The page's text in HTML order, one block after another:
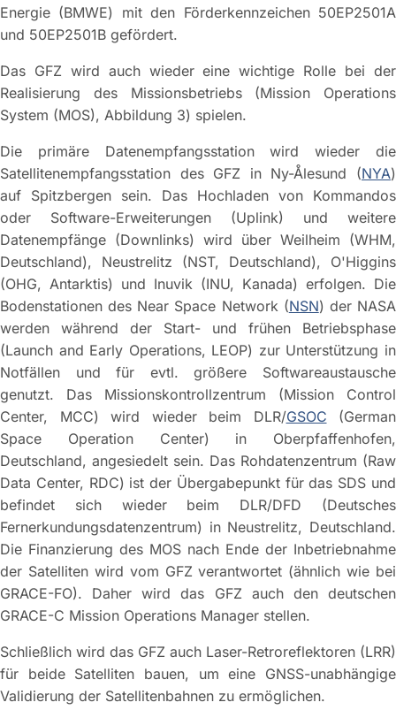
Energie (BMWE) mit den Förderkennzeichen 50EP2501A
und 50EP2501B gefördert.
Das GFZ wird auch wieder eine wichtige Rolle bei der
Realisierung des Missionsbetriebs (Mission Operations
System (MOS), Abbildung 3) spielen.
Die primäre Datenempfangsstation wird wieder die
Satellitenempfangsstation des GFZ in Ny-Ålesund (NYA)
auf Spitzbergen sein. Das Hochladen von Kommandos
oder Software-Erweiterungen (Uplink) und weitere
Datenempfänge (Downlinks) wird über Weilheim (WHM,
Deutschland), Neustrelitz (NST, Deutschland), O'Higgins
(OHG, Antarktis) und Inuvik (INU, Kanada) erfolgen. Die
Bodenstationen des Near Space Network (NSN) der NASA
werden während der Start- und frühen Betriebsphase
(Launch and Early Operations, LEOP) zur Unterstützung in
Notfällen und für evtl. größere Softwareaustausche
genutzt. Das Missionskontrollzentrum (Mission Control
Center, MCC) wird wieder beim DLR/GSOC (German
Space Operation Center) in Oberpfaffenhofen,
Deutschland, angesiedelt sein. Das Rohdatenzentrum (Raw
Data Center, RDC) ist der Übergabepunkt für das SDS und
befindet sich wieder beim DLR/DFD (Deutsches
Fernerkundungsdatenzentrum) in Neustrelitz, Deutschland.
Die Finanzierung des MOS nach Ende der Inbetriebnahme
der Satelliten wird vom GFZ verantwortet (ähnlich wie bei
GRACE-FO). Daher wird das GFZ auch den deutschen
GRACE-C Mission Operations Manager stellen.
Schließlich wird das GFZ auch Laser-Retroreflektoren (LRR)
für beide Satelliten bauen, um eine GNSS-unabhängige
Validierung der Satellitenbahnen zu ermöglichen.